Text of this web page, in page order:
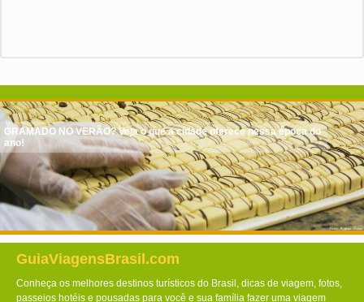
GRAMADO NO VERÃO? Veja o que a cidade oferece nessa época do
ano!
GuiaViagensBrasil.com
Conheça os melhores destinos turísticos do Brasil, dicas de viagem, fotos,
passeios hotéis e pousadas para você e sua família fazer uma viagem